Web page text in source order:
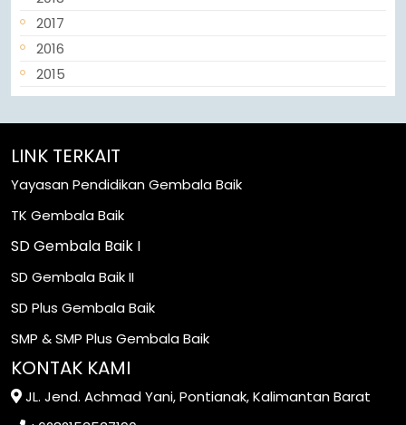
2017
2016
2015
LINK TERKAIT
Yayasan Pendidikan Gembala Baik
TK Gembala Baik
SD Gembala Baik I
SD Gembala Baik II
SD Plus Gembala Baik
SMP & SMP Plus Gembala Baik
KONTAK KAMI
JL. Jend. Achmad Yani, Pontianak, Kalimantan Barat